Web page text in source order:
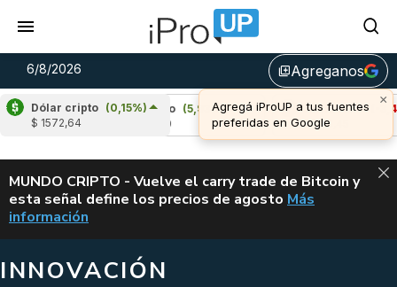
6/8/2026 library_addAgreganos
Dólar cripto (0,15%)
$ 1572,64
Cardano
(5,93%)
Avalanche (-3,44%)
u$s 6,45
ALERTA
MUNDO CRIPTO - Vuelve el carry trade de Bitcoin y
esta señal define los precios de agosto VUELVE EL
Más
información
INNOVACIÓN